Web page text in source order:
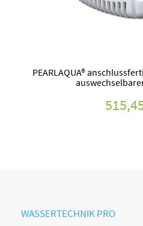
PEARLAQUA®
WASSERTECHNIK PRO